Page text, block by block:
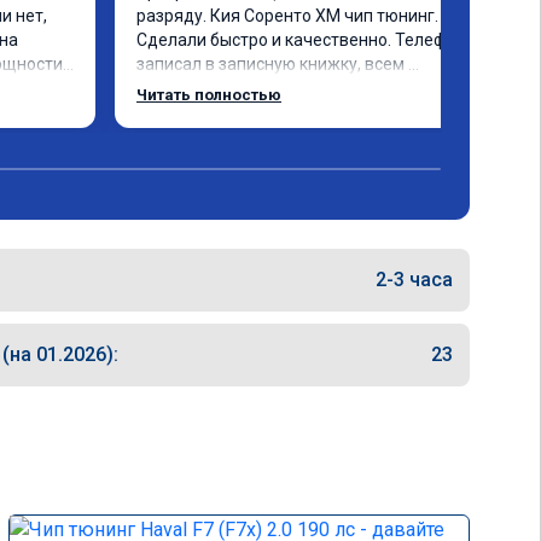
нет,
на
разряду. Кия Соренто XM чип тюнинг.
Сделали быстро и качественно. Телефон
записал в записную книжку, всем
рекомендую! Еще вот поеду в ближайшее
Читать полностью
2-3 часа
01.2026): 23